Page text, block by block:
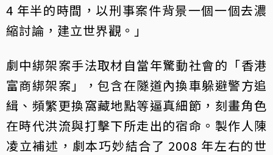
4 年半的時間，以刑事案件背景一個一個去濃
縮討論，建立世界觀。」
劇中綁架案手法取材自當年驚動社會的「香港
富商綁架案」，包含在隧道內換車躲避警方追
緝、頻繁更換窩藏地點等逼真細節，刻畫角色
在時代洪流與打擊下所走出的宿命。製作人陳
凌立補述，劇本巧妙結合了 2008 年左右的世